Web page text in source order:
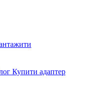
Купити адаптер